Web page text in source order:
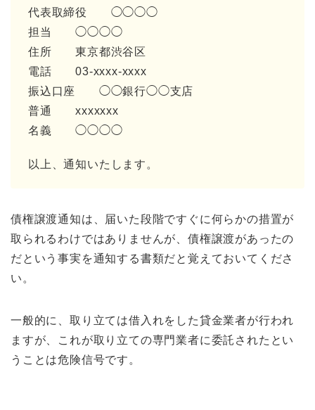
代表取締役 ◯◯◯◯
担当 ◯◯◯◯
住所 東京都渋谷区
電話 03-xxxx-xxxx
振込口座 ◯◯銀行◯◯支店
普通 xxxxxxx
名義 ◯◯◯◯
以上、通知いたします。
債権譲渡通知は、届いた段階ですぐに何らかの措置が
取られるわけではありませんが、債権譲渡があったの
だという事実を通知する書類だと覚えておいてくださ
い。
一般的に、取り立ては借入れをした貸金業者が行われ
ますが、これが取り立ての専門業者に委託されたとい
うことは危険信号です。